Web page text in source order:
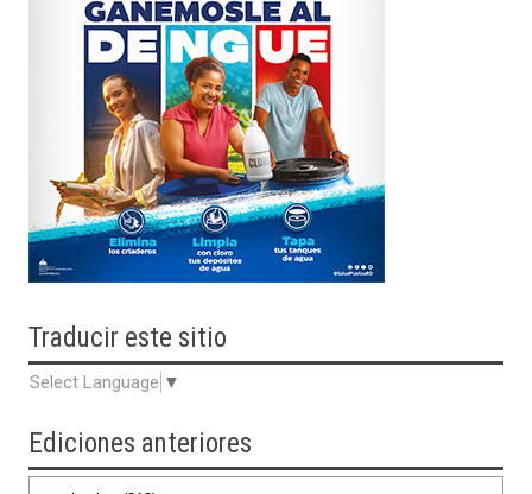
Traducir este sitio
Select Language ▼
Ediciones anteriores